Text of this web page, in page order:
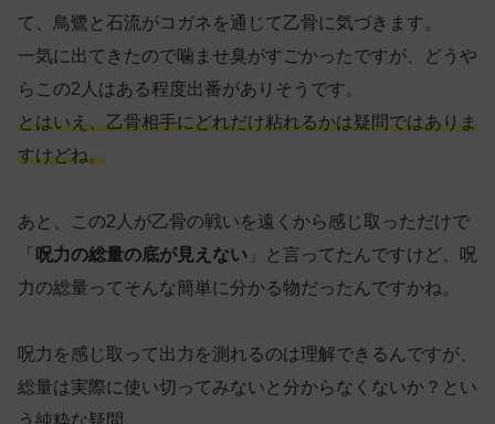
て、鳥鷺と石流がコガネを通じて乙骨に気づきます。
一気に出てきたので噛ませ臭がすごかったですが、どうや
らこの2人はある程度出番がありそうです。
とはいえ、乙骨相手にどれだけ粘れるかは疑問ではありま
すけどね。
あと、この2人が乙骨の戦いを遠くから感じ取っただけで
「 呪力の総量の底が見えない 」と言ってたんですけど、呪
力の総量ってそんな簡単に分かる物だったんですかね。
呪力を感じ取って出力を測れるのは理解できるんですが、
総量は実際に使い切ってみないと分からなくないか？とい
う純粋な疑問。